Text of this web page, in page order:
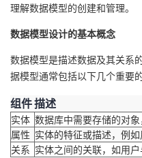
客
论
坛
的
圈
子
我
的
直
播
我
的
活
动
我
的
关
我
的
我
理解数据模型的创建和管理。
数据模型设计的基本概念
数据模型是描述数据及其关系
据模型通常包括以下几个重要
组件描述
实体 数据库中需要存储的对象
属性 实体的特征或描述，例如
关系 实体之间的关联，如用户